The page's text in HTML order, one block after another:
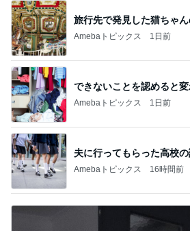
旅行先で発見した猫ちゃ
Amebaトピックス 1日前
できないことを認めると
Amebaトピックス 1日前
夫に行ってもらった高校
Amebaトピックス 16時間前